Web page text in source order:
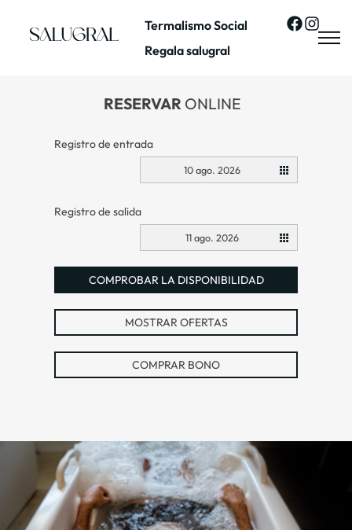
Termalismo Social
Regala salugral
RESERVARONLINE
Registro de entrada
10 ago. 2026
Registro de salida
11 ago. 2026
COMPROBAR LA DISPONIBILIDAD
MOSTRAR OFERTAS
COMPRAR BONO